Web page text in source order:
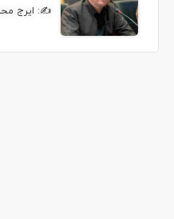
✍: ایرج